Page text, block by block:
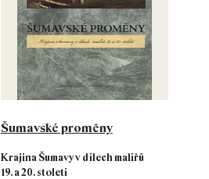
Šumavské proměny
Krajina Šumavy v dílech malířů
19. a 20. století